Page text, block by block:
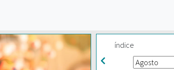
índice